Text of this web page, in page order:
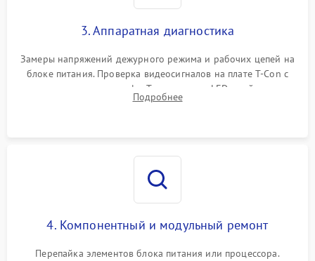
3. Аппаратная диагностика
Замеры напряжений дежурного режима и рабочих цепей на
блоке питания. Проверка видеосигналов на плате T-Con с
помощью осциллографа. Тестирование LED-драйвера и
светодиодных планок подсветки мультиметром.
Подробнее
4. Компонентный и модульный ремонт
Перепайка элементов блока питания или процессора.